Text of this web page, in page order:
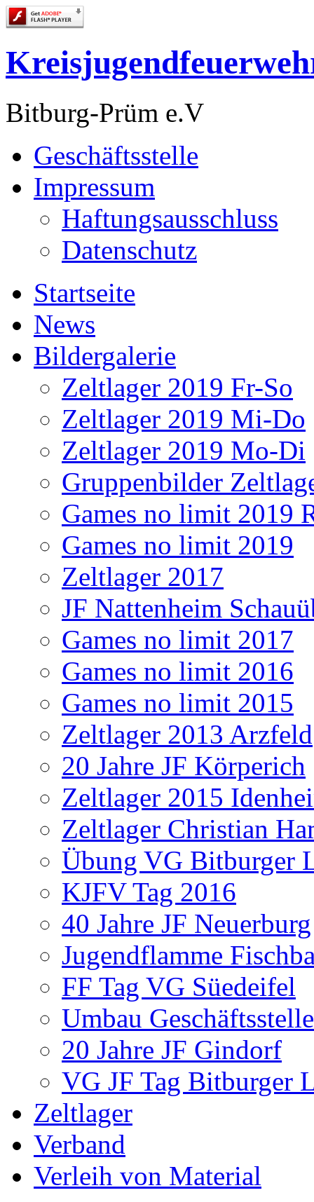
Bitburg-Prüm e.V
Geschäftsstelle
Impressum
Haftungsausschluss
Datenschutz
Startseite
News
Bildergalerie
Zeltlager 2019 Fr-So
Zeltlager 2019 Mi-Do
Zeltlager 2019 Mo-Di
Gruppenbilder
Games no limit 2019
Games no limit 2019
Zeltlager 2017
JF Nattenheim
Games no limit 2017
Games no limit 2016
Games no limit 2015
Zeltlager 2013 Arzfeld
20 Jahre JF Körperich
Zeltlager 2015
Zeltlager Christian
Übung VG Bitburger
KJFV Tag 2016
40 Jahre JF Neuerburg
Jugendflamme
FF Tag VG Süedeifel
Umbau Geschäftsstelle
20 Jahre JF Gindorf
VG JF Tag Bitburger
Zeltlager
Verband
Verleih von Material